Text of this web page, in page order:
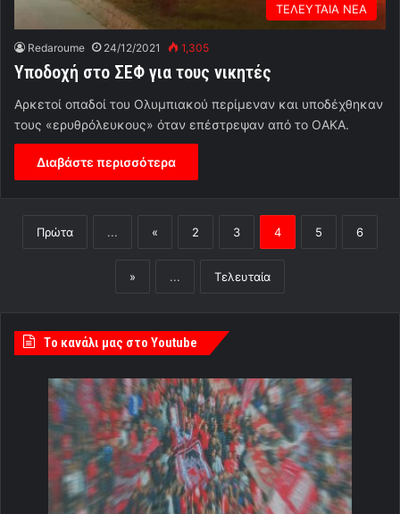
ΤΕΛΕΥΤΑΙΑ ΝΕΑ
Redaroume 24/12/2021 1,305
Υποδοχή στο ΣΕΦ για τους νικητές
Αρκετοί οπαδοί του Ολυμπιακού περίμεναν και υποδέχθηκαν
τους «ερυθρόλευκους» όταν επέστρεψαν από το ΟΑΚΑ.
Διαβάστε περισσότερα
Πρώτα ... « 2 3 4 5 6
» ... Τελευταία
Tο κανάλι μας στο Youtube